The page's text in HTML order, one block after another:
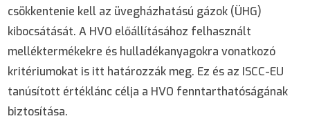
csökkentenie kell az üvegházhatású gázok (ÜHG)
kibocsátását. A HVO előállításához felhasznált
melléktermékekre és hulladékanyagokra vonatkozó
kritériumokat is itt határozzák meg. Ez és az ISCC-EU
tanúsított értéklánc célja a HVO fenntarthatóságának
biztosítása.